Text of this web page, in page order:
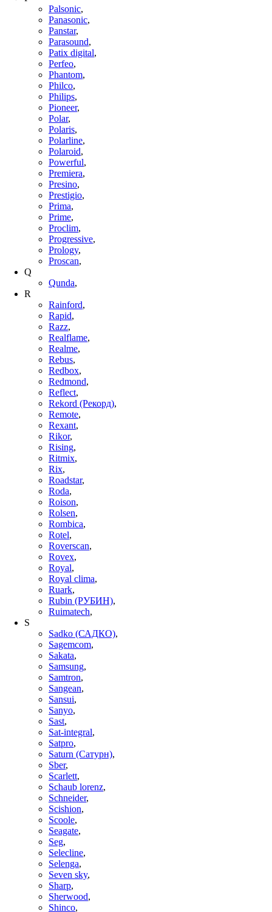
Palsonic,
Panasonic,
Panstar,
Parasound,
Patix digital,
Perfeo,
Phantom,
Philco,
Philips,
Pioneer,
Polar,
Polaris,
Polarline,
Polaroid,
Powerful,
Premiera,
Presino,
Prestigio,
Prima,
Prime,
Proclim,
Progressive,
Prology,
Proscan,
Q
Qunda,
R
Rainford,
Rapid,
Razz,
Realflame,
Realme,
Rebus,
Redbox,
Redmond,
Reflect,
Rekord (Рекорд),
Remote,
Rexant,
Rikor,
Rising,
Ritmix,
Rix,
Roadstar,
Roda,
Roison,
Rolsen,
Rombica,
Rotel,
Roverscan,
Rovex,
Royal,
Royal clima,
Ruark,
Rubin (РУБИН),
Ruimatech,
S
Sadko (САДКО),
Sagemcom,
Sakata,
Samsung,
Samtron,
Sangean,
Sansui,
Sanyo,
Sast,
Sat-integral,
Satpro,
Saturn (Сатурн),
Sber,
Scarlett,
Schaub lorenz,
Schneider,
Scishion,
Scoole,
Seagate,
Seg,
Selecline,
Selenga,
Seven sky,
Sharp,
Sherwood,
Shinco,